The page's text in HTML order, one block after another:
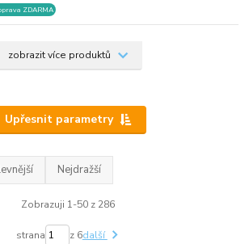
ZDARMA
zobrazit více produktů
Upřesnit parametry
Nejdražší
Zobrazuji 1-50 z 286
strana z 6další